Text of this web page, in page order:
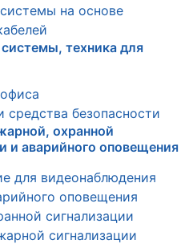
на основе
техника для
средства безопасности
охранной
и аварийного оповещения
для видеонаблюдения
оповещения
сигнализации
сигнализации